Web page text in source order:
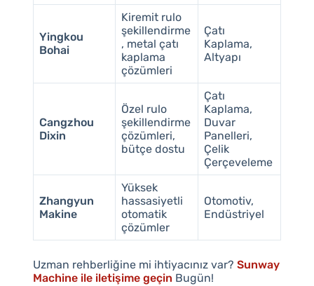
Yingkou
Bohai
Kiremit rulo
şekillendirme
, metal çatı
kaplama
çözümleri
Çatı
Kaplama,
Altyapı
Cangzhou
Dixin
Özel rulo
şekillendirme
çözümleri,
bütçe dostu
Çatı
Kaplama,
Duvar
Panelleri,
Çelik
Çerçeveleme
Zhangyun
Makine
Yüksek
hassasiyetli
otomatik
çözümler
Otomotiv,
Endüstriyel
Uzman rehberliğine mi ihtiyacınız var? Sunway
Machine ile iletişime geçin Bugün!